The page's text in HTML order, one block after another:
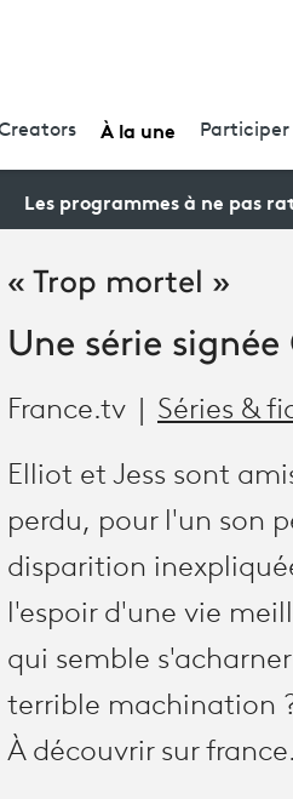
À la une
Les programmes à ne pas
« Trop mortel »
Une série
France.tv Séries &
Elliot et Jess sont
perdu, pour l'un son
disparition
l'espoir d'une vie
qui semble
terrible machination
À découvrir sur
sur Facebook
sur X